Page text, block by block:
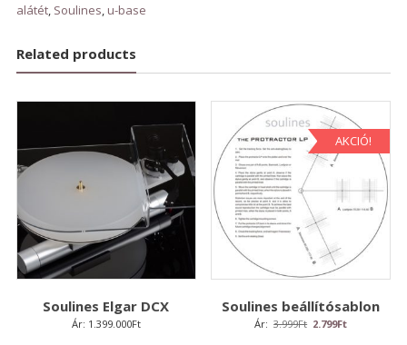
alátét, Soulines u-base
Related products
Soulines Elgar DCX
Ár: 1.399.000Ft
AKCIÓ!
Soulines beállítósablon
Ár: 3.999Ft Original
2.799FtCurrent